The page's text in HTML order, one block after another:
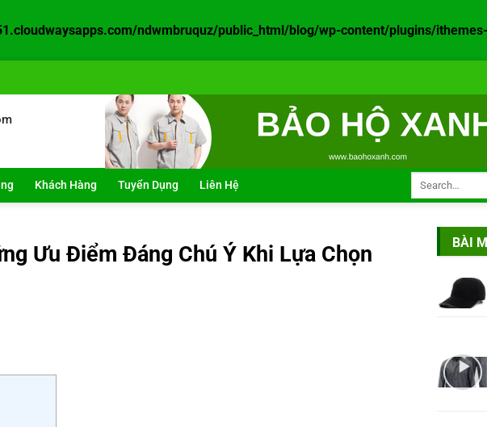
ndwmbruquz/public_html/blog/wp-content/plugins/
Khách Hàng Tuyển Dụng Liên Hệ
Ưu Điểm Đáng Chú Ý Khi Lựa Chọn
BÀI